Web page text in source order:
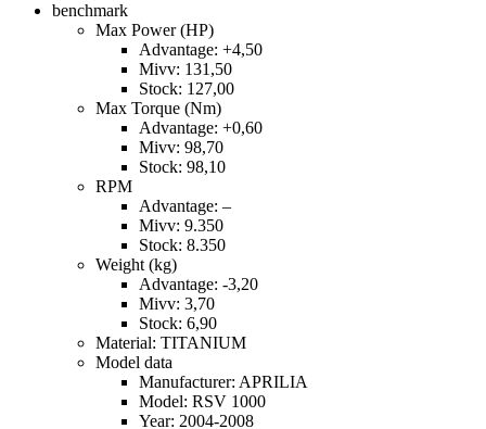
benchmark
Max Power (HP)
Advantage: +4,50
Mivv: 131,50
Stock: 127,00
Max Torque (Nm)
Advantage: +0,60
Mivv: 98,70
Stock: 98,10
RPM
Advantage: –
Mivv: 9.350
Stock: 8.350
Weight (kg)
Advantage: -3,20
Mivv: 3,70
Stock: 6,90
Material: TITANIUM
Model data
Manufacturer: APRILIA
Model: RSV 1000
Year: 2004-2008